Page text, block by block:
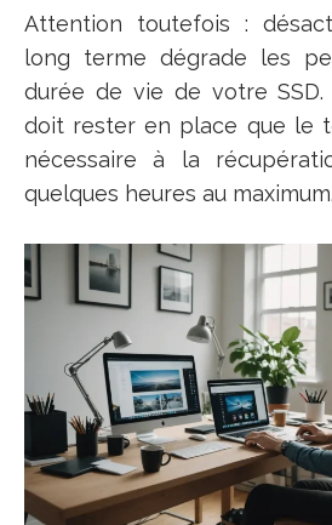
Attention toutefois :
long terme dégrade les
durée de vie de votre
doit rester en place que le
nécessaire à la
quelques heures au maximum.